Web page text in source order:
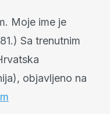
Moje ime je
Sa trenutnim
objavljeno na